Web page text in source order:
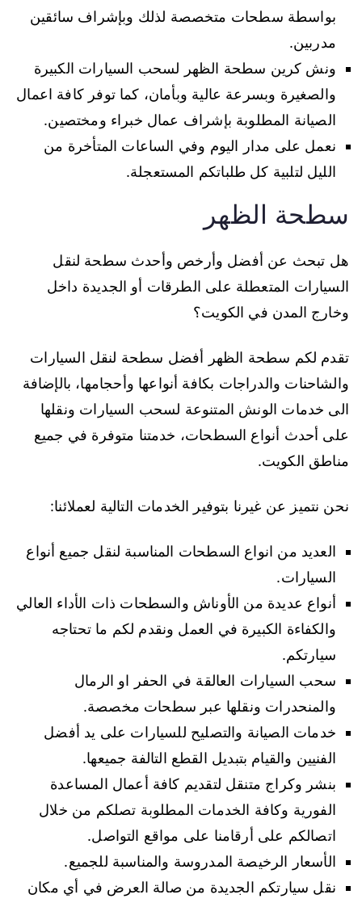
بواسطة سطحات متخصصة لذلك وبإشراف سائقين
مدربين.
ونش كرين سطحة الظهر لسحب السيارات الكبيرة
والصغيرة وبسرعة عالية وبأمان، كما توفر كافة اعمال
الصيانة المطلوبة بإشراف عمال خبراء ومختصين.
نعمل على مدار اليوم وفي الساعات المتأخرة من
الليل لتلبية كل طلباتكم المستعجلة.
سطحة الظهر
هل تبحث عن أفضل وأرخص وأحدث سطحة لنقل
السيارات المتعطلة على الطرقات أو الجديدة داخل
وخارج المدن في الكويت؟
تقدم لكم سطحة الظهر أفضل سطحة لنقل السيارات
والشاحنات والدراجات بكافة أنواعها وأحجامها، بالإضافة
الى خدمات الونش المتنوعة لسحب السيارات ونقلها
على أحدث أنواع السطحات، خدمتنا متوفرة في جميع
مناطق الكويت.
نحن نتميز عن غيرنا بتوفير الخدمات التالية لعملائنا:
العديد من انواع السطحات المناسبة لنقل جميع أنواع
السيارات.
أنواع عديدة من الأوناش والسطحات ذات الأداء العالي
والكفاءة الكبيرة في العمل ونقدم لكم ما تحتاجه
سيارتكم.
سحب السيارات العالقة في الحفر او الرمال
والمنحدرات ونقلها عبر سطحات مخصصة.
خدمات الصيانة والتصليح للسيارات على يد أفضل
الفنيين والقيام بتبديل القطع التالفة جميعها.
بنشر وكراج متنقل لتقديم كافة أعمال المساعدة
الفورية وكافة الخدمات المطلوبة تصلكم من خلال
اتصالكم على أرقامنا على مواقع التواصل.
الأسعار الرخيصة المدروسة والمناسبة للجميع.
نقل سيارتكم الجديدة من صالة العرض في أي مكان